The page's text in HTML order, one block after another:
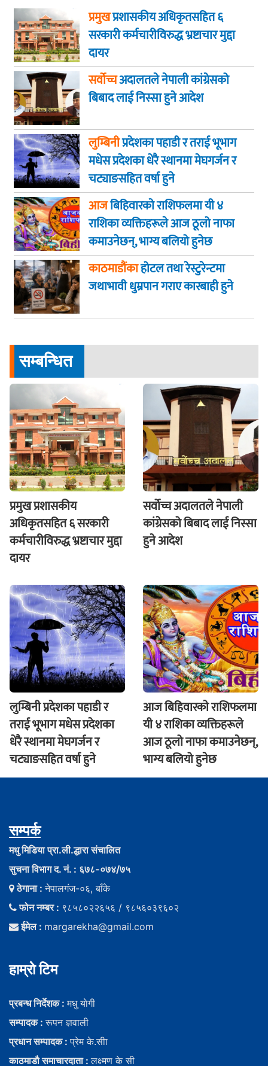
प्रमुखप्रशासकीय अधिकृतसहित ६
सरकारी कर्मचारीविरुद्ध भ्रष्टाचार मुद्दा
दायर
सर्वोच्चअदालतले नेपाली कांग्रेसको
बिबाद लाई निस्सा हुने आदेश
लुम्बिनीप्रदेशका पहाडी र तराई भूभाग
मधेस प्रदेशका धेरै स्थानमा मेघगर्जन र
चट्याङसहित वर्षा हुने
आजबिहिवारकाे राशिफलमा यी ४
राशिका व्यक्तिहरूले आज ठूलो नाफा
कमाउनेछन्, भाग्य बलियो हुनेछ
काठमाडौंकाहोटल तथा रेस्टुरेन्टमा
जथाभावी धुम्रपान गराए कारबाही हुने
सम्बन्धित
प्रमुख प्रशासकीय
अधिकृतसहित ६ सरकारी
कर्मचारीविरुद्ध भ्रष्टाचार मुद्दा
दायर
सर्वोच्च अदालतले नेपाली
कांग्रेसको बिबाद लाई निस्सा
हुने आदेश
लुम्बिनी प्रदेशका पहाडी र
तराई भूभाग मधेस प्रदेशका
धेरै स्थानमा मेघगर्जन र
चट्याङसहित वर्षा हुने
आज बिहिवारकाे राशिफलमा
यी ४ राशिका व्यक्तिहरूले
आज ठूलो नाफा कमाउनेछन्,
भाग्य बलियो हुनेछ
सम्पर्क
मधु मिडिया प्रा.ली.द्धारा संचालित
सुचना विभाग द. नं. : ६७८-०७४/७५
ठेगाना :नेपालगंज-०६, बाँके
फोन नम्बर : ९८५८०२२६५६ / ९८५६०३९६०२
ईमेल : margarekha@gmail.com
हाम्राे टिम
प्रबन्ध निर्देशक :मधु याेगी
सम्पादक :रूपन ज्ञवाली
प्रधान सम्पादक :प्रेम के.सीा
काठमाडौ समाचारदाता :लक्ष्मण के सी